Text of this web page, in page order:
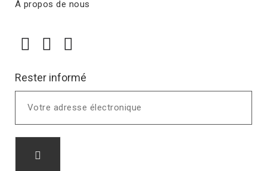
À propos de nous
Rester informé